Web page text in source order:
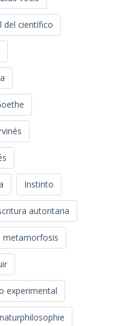
del científico
Instinto
autoritaria
metamorfosis
experimental
naturphilosophie